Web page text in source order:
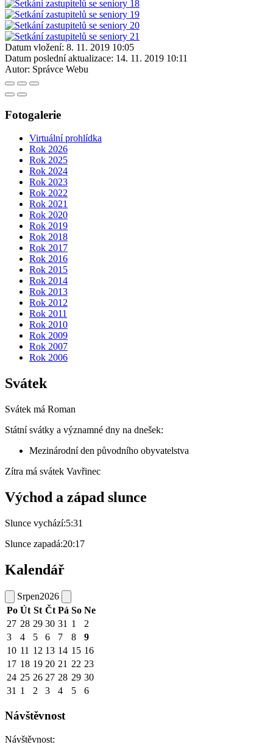
Datum vložení: 8. 11. 2019 10:05
Datum poslední aktualizace: 14. 11. 2019 10:11
Autor: Správce Webu
Fotogalerie
Virtuální prohlídka
Rok 2026
Rok 2025
Rok 2024
Rok 2023
Rok 2022
Rok 2021
Rok 2020
Rok 2019
Rok 2018
Rok 2017
Rok 2016
Rok 2015
Rok 2014
Rok 2013
Rok 2012
Rok 2011
Rok 2010
Rok 2009
Rok 2007
Rok 2006
Svátek
Svátek má Roman
Státní svátky a významné dny na dnešek:
Mezinárodní den původního obyvatelstva
Zítra má svátek Vavřinec
Východ a západ slunce
Slunce vychází:5:31
Slunce zapadá:20:17
Kalendář
Srpen2026
Po Út St Čt Pá So Ne
27 28 29 30 31 1
2
3
4 5 6 7 8
9
10 11 12 13 14 15 16
17 18 19 20 21 22 23
24 25 26 27 28 29 30
31 1 2 3 4 5 6
Návštěvnost
Návštěvnost: